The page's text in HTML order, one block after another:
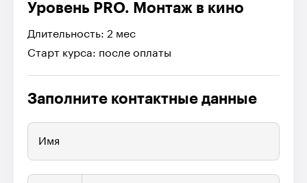
Уровень PRO. Монтаж в кино
Длительность: 2 мес
Старт курса: после оплаты
Заполните контактные данные
Имя